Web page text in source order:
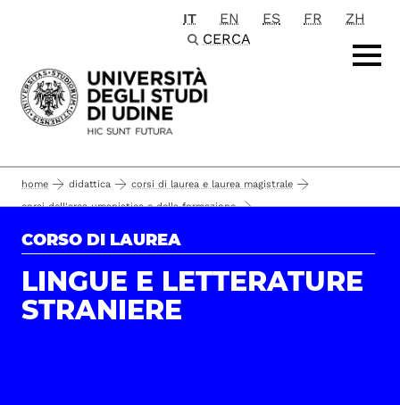
Passa al contenuto principale
IT EN ES FR
ZH
CERCA
home didattica
corsi di laurea e laurea magistrale
corsi dell'area umanistica e della formazione
lingue e letterature straniere il corso lingue e letterature straniere
CORSO DI LAUREA
LINGUE E LETTERATURE
STRANIERE